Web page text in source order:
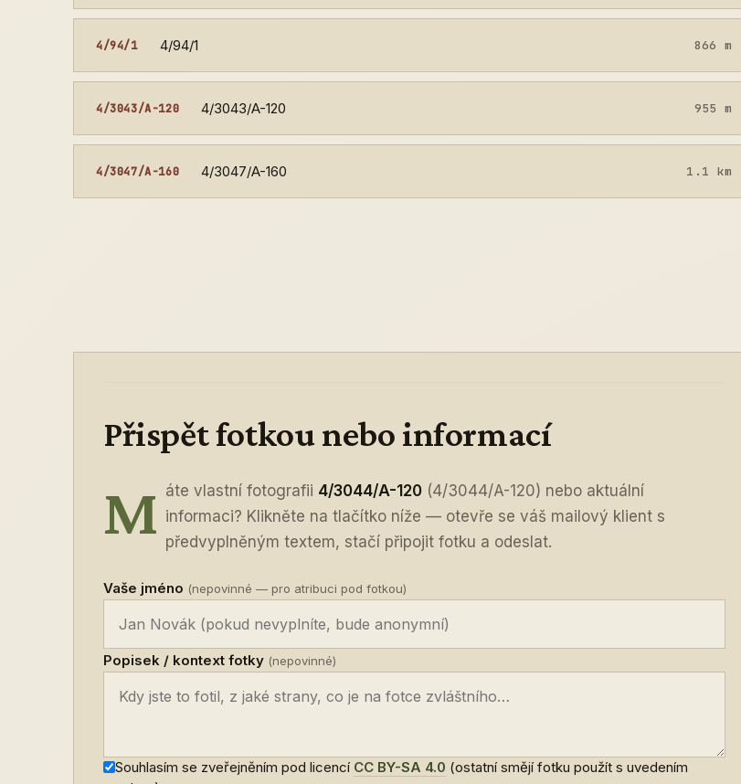
4/94/1 4/94/1 866 m
4/3043/A-120 4/3043/A-120 955 m
4/3047/A-160 4/3047/A-160 1.1 km
Přispět fotkou nebo informací
M áte vlastní fotografii 4/3044/A-120 (4/3044/A-120) nebo aktuální
informaci? Klikněte na tlačítko níže — otevře se váš mailový klient s
předvyplněným textem, stačí připojit fotku a odeslat.
Vaše jméno (nepovinné — pro atribuci pod fotkou)
Popisek / kontext fotky (nepovinné)
Souhlasím se zveřejněním pod licencí CC BY-SA 4.0 (ostatní smějí fotku použít s uvedením